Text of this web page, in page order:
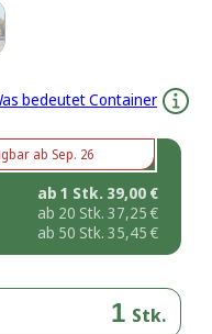
bedeutet Container
ab Sep. 26
ab 1 Stk. 39,00 €
ab 20 Stk. 37,25 €
ab 50 Stk. 35,45 €
Stk.